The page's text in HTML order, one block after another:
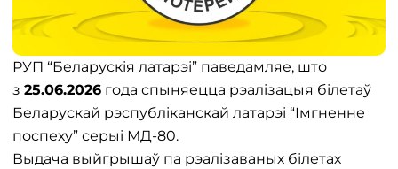
РУП “Беларускія латарэі” паведамляе, што
з 25.06.2026 года спыняецца рэалізацыя білетаў
Беларускай рэспубліканскай латарэі “Імгненне
поспеху” серыі МД-80.
Выдача выйгрышаў па рэалізаваных білетах